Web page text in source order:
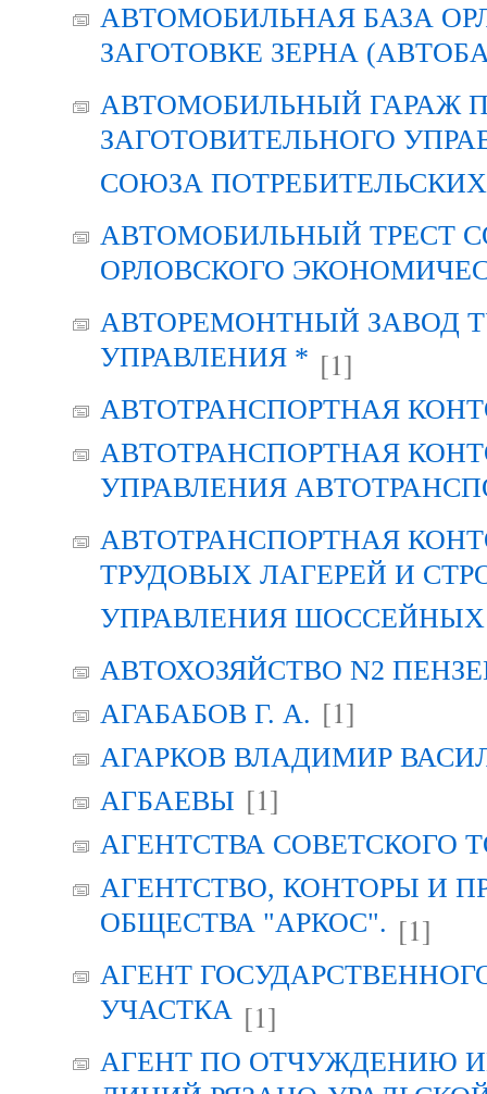
АВТОМОБИЛЬНАЯ БАЗА
ЗАГОТОВКЕ ЗЕРНА
АВТОМОБИЛЬНЫЙ ГАРАЖ
ЗАГОТОВИТЕЛЬНОГО
СОЮЗА
АВТОМОБИЛЬНЫЙ ТРЕСТ
ОРЛОВСКОГО
АВТОРЕМОНТНЫЙ ЗАВОД
УПРАВЛЕНИЯ * [1]
АВТОТРАНСПОРТНАЯ
АВТОТРАНСПОРТНАЯ
УПРАВЛЕНИЯ
АВТОТРАНСПОРТНАЯ
ТРУДОВЫХ ЛАГЕРЕЙ И
УПРАВЛЕНИЯ
АВТОХОЗЯЙСТВО N2
АГАБАБОВ Г. А. [1]
АГАРКОВ ВЛАДИМИР
АГБАЕВЫ [1]
АГЕНТСТВА СОВЕТСКОГО
АГЕНТСТВО, КОНТОРЫ И
ОБЩЕСТВА "АРКОС". [1]
АГЕНТ
УЧАСТКА [1]
АГЕНТ ПО ОТЧУЖДЕНИЮ